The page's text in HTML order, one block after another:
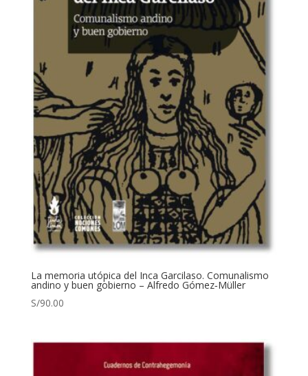
La memoria utópica del Inca Garcilaso. Comunalismo
andino y buen gobierno – Alfredo Gómez‑Müller
S/90.00